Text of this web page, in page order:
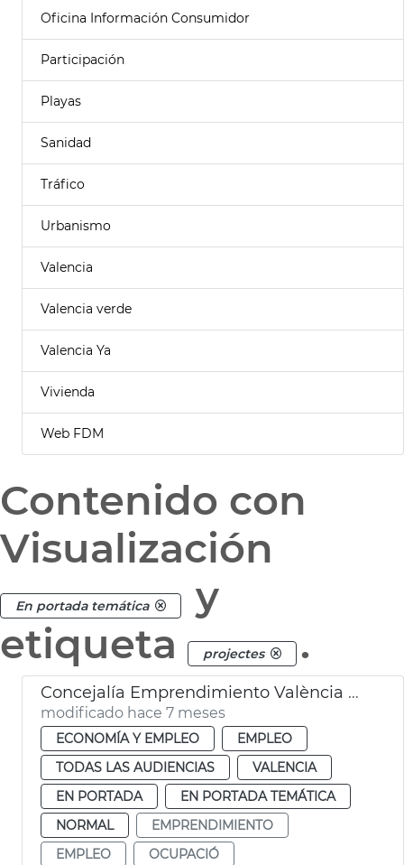
Oficina Información Consumidor
Participación
Playas
Sanidad
Tráfico
Urbanismo
Valencia
Valencia verde
Valencia Ya
Vivienda
Web FDM
Contenido con
Visualización
En portada temática
y
etiqueta
projectes .
Concejalía Emprendimiento València ayudas 757 nuevos proyectos
modificado hace 7 meses
ECONOMÍA Y EMPLEO
EMPLEO
TODAS LAS AUDIENCIAS
VALENCIA
EN PORTADA
EN PORTADA TEMÁTICA
NORMAL
EMPRENDIMIENTO
EMPLEO
OCUPACIÓ